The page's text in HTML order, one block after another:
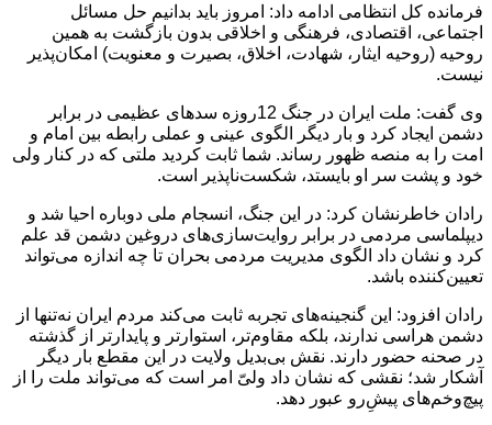
فرمانده کل انتظامی ادامه داد: امروز باید بدانیم حل مسائل
اجتماعی، اقتصادی، فرهنگی و اخلاقی بدون بازگشت به همین
روحیه (روحیه ایثار، شهادت، اخلاق، بصیرت و معنویت) امکان‌پذیر
نیست.
وی گفت: ملت ایران در جنگ 12روزه سدهای عظیمی در برابر
دشمن ایجاد کرد و بار دیگر الگوی عینی و عملی رابطه بین امام و
امت را به منصه ظهور رساند. شما ثابت کردید ملتی که در کنار ولی
خود و پشت سر او بایستد، شکست‌ناپذیر است.
رادان خاطرنشان کرد: در این جنگ، انسجام ملی دوباره احیا شد و
دیپلماسی مردمی در برابر روایت‌سازی‌های دروغین دشمن قد علم
کرد و نشان داد الگوی مدیریت مردمی بحران تا چه اندازه می‌تواند
تعیین‌کننده باشد.
رادان افزود: این گنجینه‌های تجربه ثابت می‌کند مردم ایران نه‌تنها از
دشمن هراسی ندارند، بلکه مقاوم‌تر، استوارتر و پایدارتر از گذشته
در صحنه حضور دارند. نقش بی‌بدیل ولایت در این مقطع بار دیگر
آشکار شد؛ نقشی که نشان داد ولیّ امر است که می‌تواند ملت را از
پیچ‌وخم‌های پیش‌ِرو عبور دهد.